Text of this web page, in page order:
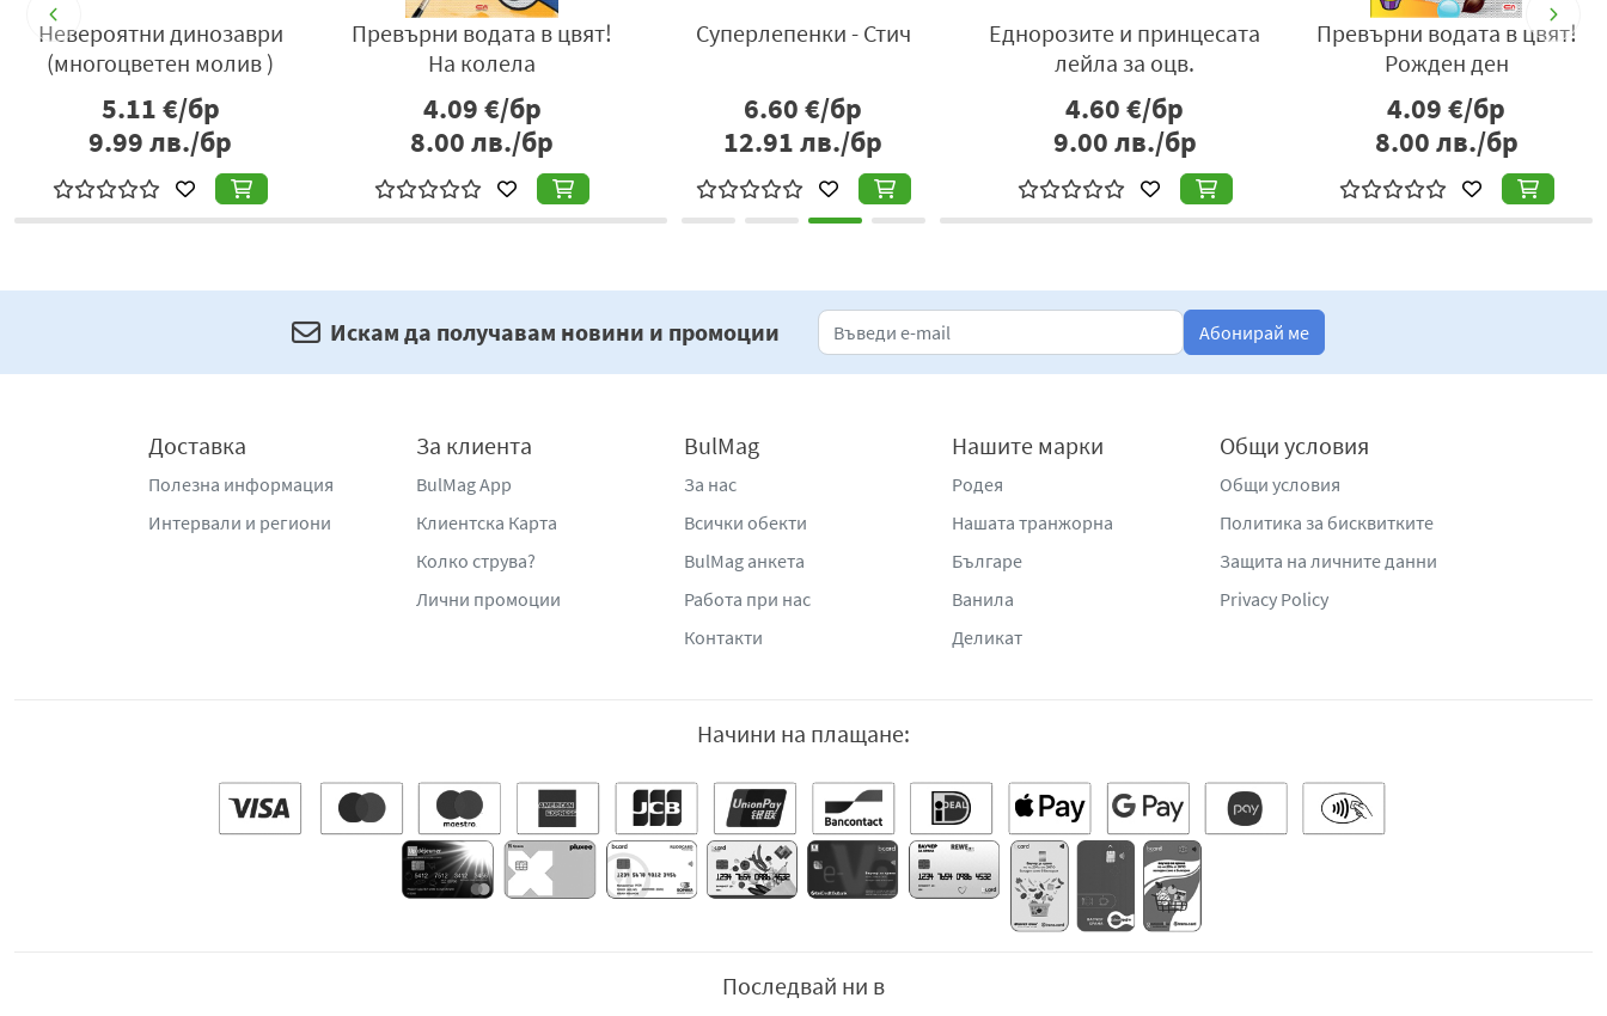
Невероятни динозаври
(многоцветен молив )
5.11€/бр
9.99лв./бр
Превърни водата в цвят!
На колела
4.09€/бр
8.00лв./бр
Суперлепенки - Стич
6.60€/бр
12.91лв./бр
Еднорозите и принцесата
лейла за оцв.
4.60€/бр
9.00лв./бр
Превърни водата в цвят!
Рожден ден
4.09€/бр
8.00лв./бр
Искам да получавам новини и промоции Абонирай ме
Доставка
Полезна информация
Интервали и региони
За клиента
BulMag App
Клиентска Карта
Колко струва?
Лични промоции
BulMag
За нас
Всички обекти
BulMag анкета
Работа при нас
Контакти
Нашите марки
Родея
Нашата транжорна
Българе
Ванила
Деликат
Общи условия
Общи условия
Политика за бисквитките
Защита на личните данни
Privacy Policy
Начини на плащане:
Последвай ни в